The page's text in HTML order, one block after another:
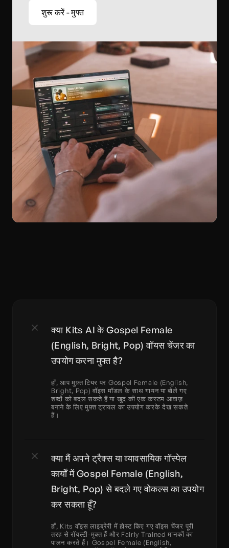
शुरू करें - मुफ्त
क्या Kits AI के Gospel Female
(English, Bright, Pop) वॉयस चेंजर का
उपयोग करना मुफ्त है?
हाँ, आप मुफ़्त टियर पर Gospel Female (English,
Bright, Pop) वॉइस मॉडल के साथ गायन या बोले गए
शब्दों को बदल सकते हैं या खुद की एक कस्टम आवाज़
बनाने के लिए मुफ़्त ट्रायल का उपयोग करके देख सकते
हैं।
क्या मैं अपने ट्रैक्स या व्यावसायिक गॉस्पेल
कार्यों में Gospel Female (English,
Bright, Pop) से बदले गए वोकल्स का उपयोग
कर सकता हूँ?
हाँ, Kits वॉइस लाइब्रेरी में होस्ट किए गए वॉइस चेंजर पूरी
तरह से रॉयल्टी-मुक्त हैं और Fairly Trained मानकों का
पालन करते हैं। Gospel Female (English,